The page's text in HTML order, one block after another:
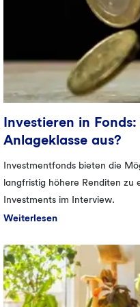
Investieren in
Anlageklasse aus?
Investmentfonds bieten die
langfristig höhere Renditen zu
Investments im Interview.
Weiterlesen